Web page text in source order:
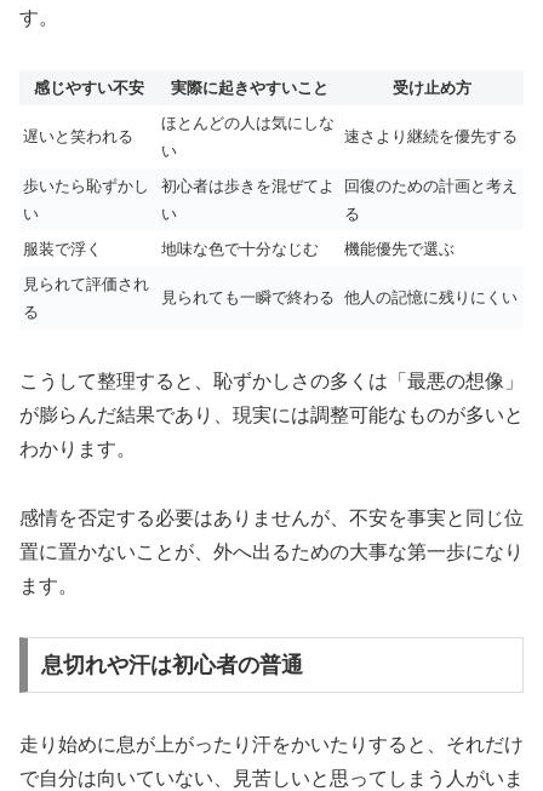
す。
感じやすい不安 実際に起きやすいこと 受け止め方
遅いと笑われる
ほとんどの人は気にしな
い
速さより継続を優先する
歩いたら恥ずかし
い
初心者は歩きを混ぜてよ
い
回復のための計画と考え
る
服装で浮く
地味な色で十分なじむ
機能優先で選ぶ
見られて評価され
る
見られても一瞬で終わる 他人の記憶に残りにくい
こうして整理すると、恥ずかしさの多くは「最悪の想像」
が膨らんだ結果であり、現実には調整可能なものが多いと
わかります。
感情を否定する必要はありませんが、不安を事実と同じ位
置に置かないことが、外へ出るための大事な第一歩になり
ます。
息切れや汗は初心者の普通
走り始めに息が上がったり汗をかいたりすると、それだけ
で自分は向いていない、見苦しいと思ってしまう人がいま